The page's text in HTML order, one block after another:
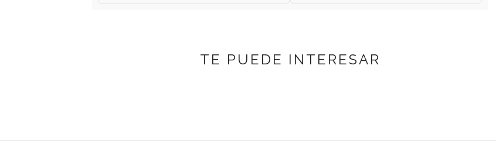
TE PUEDE INTERESAR